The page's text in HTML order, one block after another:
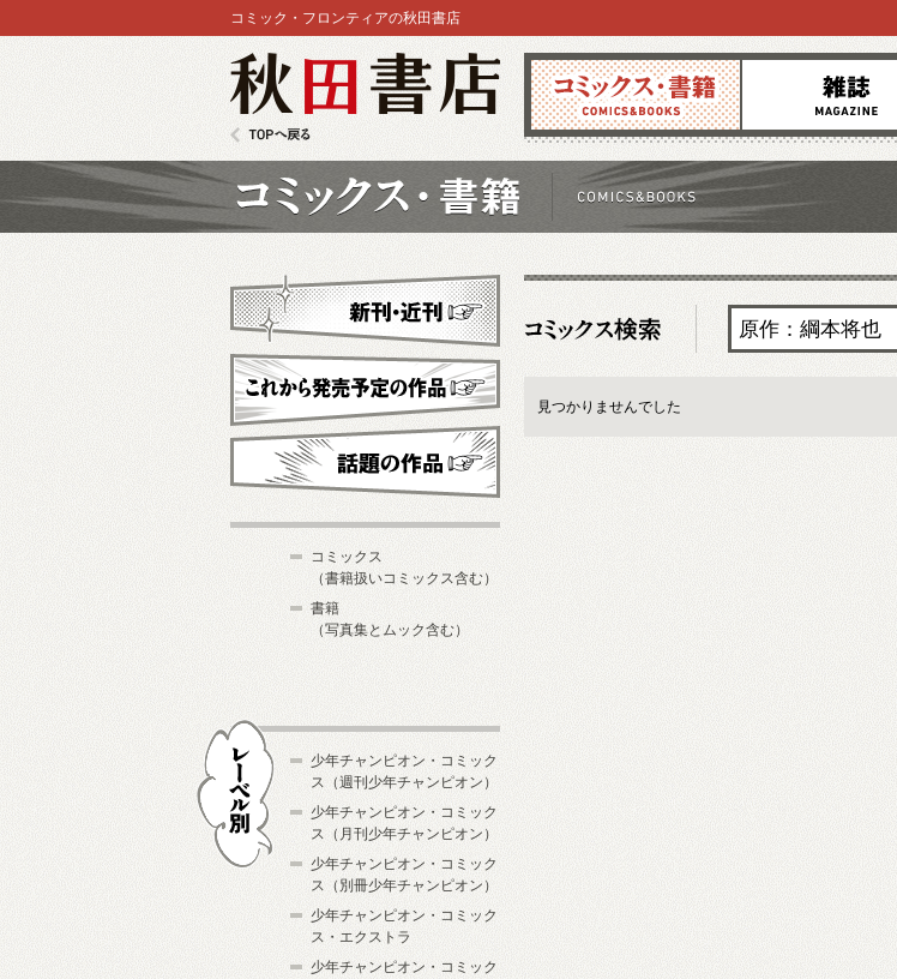
コミックス 雑誌
コミック・フロンティアの秋田書店
見つかりませんでした
新刊・近刊
これから発売予定
コミックス
（書籍扱いコミックス含む）
書籍
（写真集とムック含む）
少年チャンピオン・コミック
ス（週刊少年チャンピオン）
少年チャンピオン・コミック
ス（月刊少年チャンピオン）
少年チャンピオン・コミック
ス（別冊少年チャンピオン）
少年チャンピオン・コミック
ス・エクストラ
少年チャンピオン・コミック